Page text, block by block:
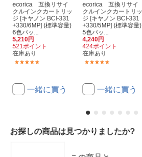
ecorica 互換リサイ
クルインクカートリッ
ジ [キヤノン BCI-331
+330/6MP] (標準容量)
6色パッ...
5,210円
521ポイント
在庫あり
一緒に買う
ecorica 互換リサイ
クルインクカートリッ
ジ [キヤノン BCI-331
+330/5MP] (標準容量)
5色パッ...
4,240円
424ポイント
在庫あり
一緒に買う
お探しの商品は見つかりましたか?